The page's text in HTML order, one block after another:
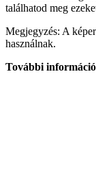
találhatod meg
Megjegyzés: A
használnak.
További